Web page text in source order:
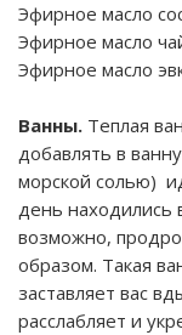
Эфирное масло
Эфирное масло
Эфирное масло
Ванны. Теплая
добавлять в
морской солью)
день находились
возможно,
образом. Такая
заставляет вас
расслабляет и